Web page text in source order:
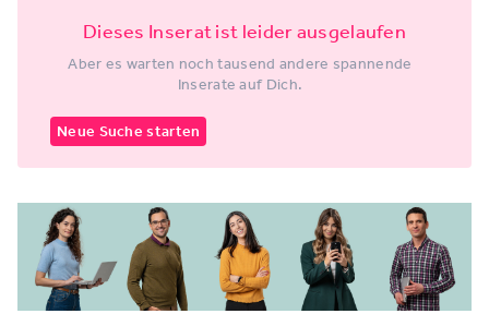
Dieses Inserat ist leider ausgelaufen
Aber es warten noch tausend andere spannende
Inserate auf Dich.
Neue Suche starten